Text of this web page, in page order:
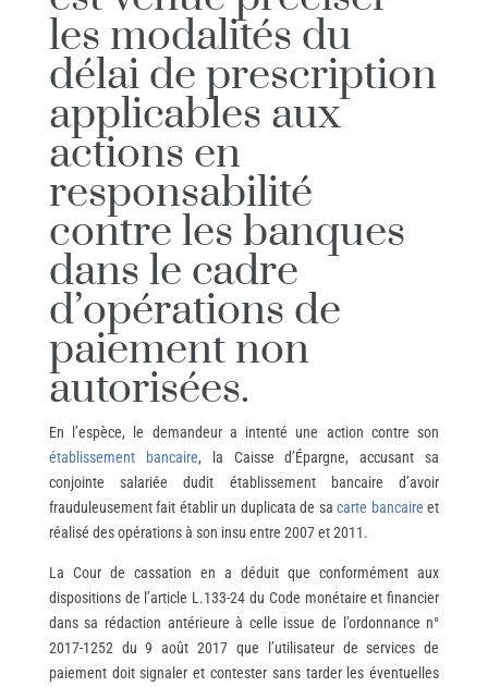
les modalités du
délai de prescription
applicables aux
actions en
responsabilité
contre les banques
dans le cadre
d’opérations de
paiement non
autorisées.
En l’espèce, le demandeur a intenté une action contre son
établissement bancaire, la Caisse d’Épargne, accusant sa
conjointe salariée dudit établissement bancaire d’avoir
frauduleusement fait établir un duplicata de sacarte bancaire et
réalisé des opérations à son insu entre 2007 et 2011.
La Cour de cassation en a déduit que conformément aux
dispositions de l’article L.133-24 du Code monétaire et financier
dans sa rédaction antérieure à celle issue de l’ordonnance n°
2017-1252 du 9 août 2017 que l’utilisateur de services de
paiement doit signaler et contester sans tarder les éventuelles